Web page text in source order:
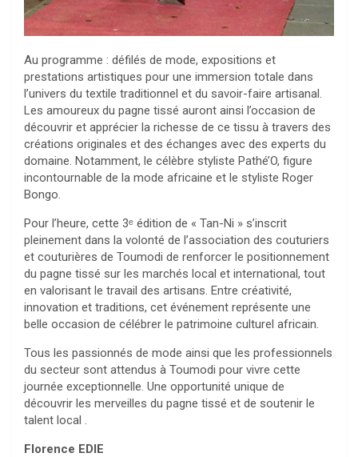
Au programme : défilés de mode, expositions et
prestations artistiques pour une immersion totale dans
l’univers du textile traditionnel et du savoir-faire artisanal.
Les amoureux du pagne tissé auront ainsi l’occasion de
découvrir et apprécier la richesse de ce tissu à travers des
créations originales et des échanges avec des experts du
domaine. Notamment, le célèbre styliste Pathé’O, figure
incontournable de la mode africaine et le styliste Roger
Bongo.
Pour l’heure, cette 3ᵉ édition de « Tan-Ni » s’inscrit
pleinement dans la volonté de l’association des couturiers
et couturières de Toumodi de renforcer le positionnement
du pagne tissé sur les marchés local et international, tout
en valorisant le travail des artisans. Entre créativité,
innovation et traditions, cet événement représente une
belle occasion de célébrer le patrimoine culturel africain.
Tous les passionnés de mode ainsi que les professionnels
du secteur sont attendus à Toumodi pour vivre cette
journée exceptionnelle. Une opportunité unique de
découvrir les merveilles du pagne tissé et de soutenir le
talent local .
Florence EDIE